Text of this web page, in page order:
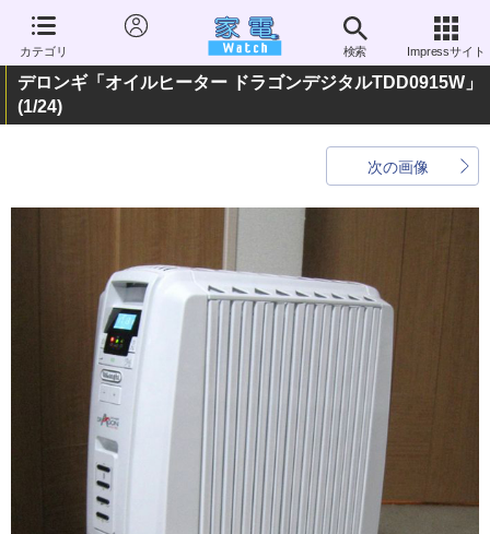
カテゴリ 検索 Impressサイト
デロンギ「オイルヒーター ドラゴンデジタルTDD0915W」
(1/24)
次の画像